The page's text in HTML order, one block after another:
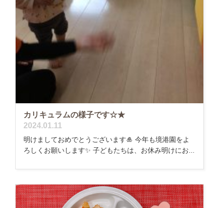
カリキュラムの様子です☆★
2024.01.11
明けましておめでとうございます🎍 今年も境港園をよ
ろしくお願いします✨ 子どもたちは、お休み明けにお...